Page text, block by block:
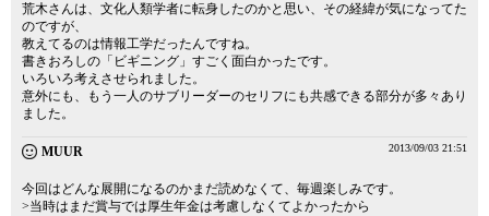
荒木さんは、文化人類学者に転身したのかと思い、その経緯が気になってた
のですが、
教えてるのは情報工学だったんですね。
書きおろしの「ビギニング」すごく面白かったです。
いろいろ考えさせられました。
意外にも、もう一人のサブリーダーのセリフにも共感できる部分が多々あり
ました。
MUUR 2013/09/03 21:51
今回はどんな展開になるのかまだ読めなくて、毎週楽しみです。
>当時はまだ賞与では厚生年金は考慮しなくてよかったから